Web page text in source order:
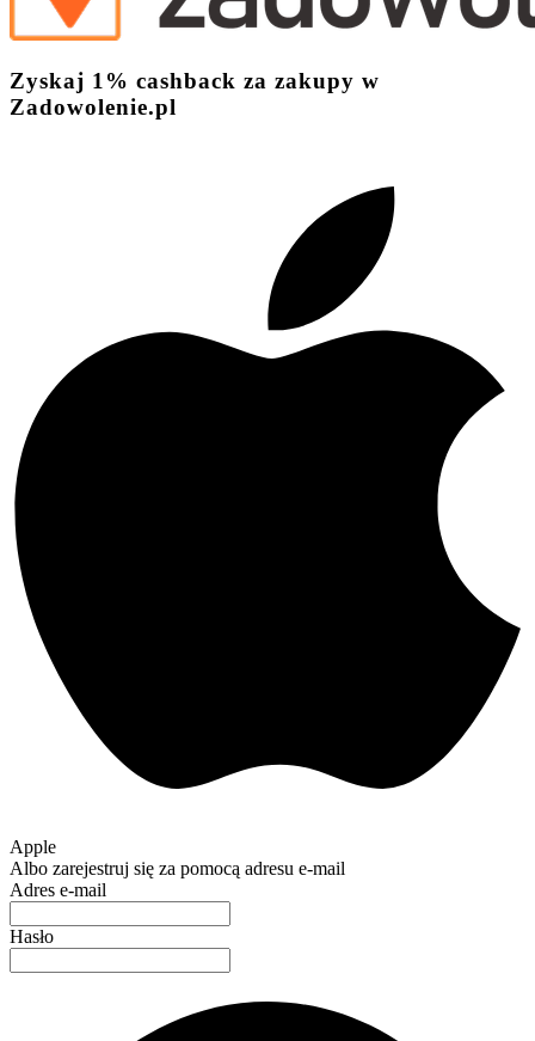
Zyskaj 1% cashback za zakupy w
Zadowolenie.pl
Apple
Albo zarejestruj się za pomocą adresu e-mail
Adres e-mail
Hasło